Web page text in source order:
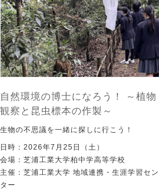
自然環境の博士になろう！ ～植物
観察と昆虫標本の作製～
生物の不思議を一緒に探しに行こう！
日時：2026年7月25日（土）
会場：芝浦工業大学柏中学高等学校
主催：芝浦工業大学 地域連携・生涯学習セン
ター